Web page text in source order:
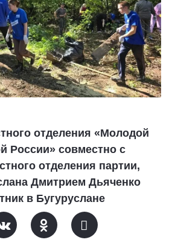
отделения «Молодой
России» совместно с
отделения партии,
Дмитрием Дьяченко
в Бугуруслане